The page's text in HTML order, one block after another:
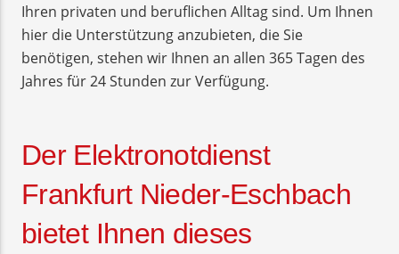
Ihren privaten und beruflichen Alltag sind. Um Ihnen
hier die Unterstützung anzubieten, die Sie
benötigen, stehen wir Ihnen an allen 365 Tagen des
Jahres für 24 Stunden zur Verfügung.
Der Elektronotdienst
Frankfurt Nieder-Eschbach
bietet Ihnen dieses